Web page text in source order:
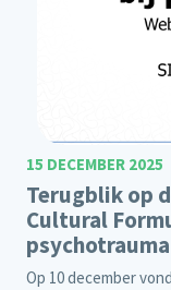
15 DECEMBER 2025
Terugblik op
Cultural
Op 10 december